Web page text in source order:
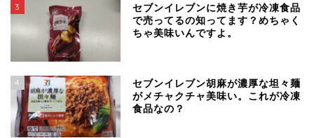
3
セブンイレブンに焼き芋が冷凍食品
で売ってるの知ってます？めちゃく
ちゃ美味いんですよ。
4
セブンイレブン胡麻が濃厚な坦々麺
がメチャクチャ美味い。これが冷凍
食品なの？